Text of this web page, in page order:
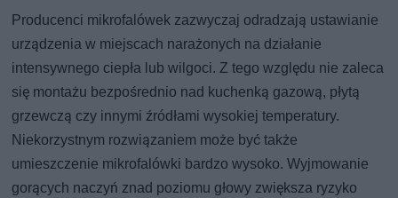
Producenci mikrofalówek zazwyczaj odradzają ustawianie
urządzenia w miejscach narażonych na działanie
intensywnego ciepła lub wilgoci. Z tego względu nie zaleca
się montażu bezpośrednio nad kuchenką gazową, płytą
grzewczą czy innymi źródłami wysokiej temperatury.
Niekorzystnym rozwiązaniem może być także
umieszczenie mikrofalówki bardzo wysoko. Wyjmowanie
gorących naczyń znad poziomu głowy zwiększa ryzyko